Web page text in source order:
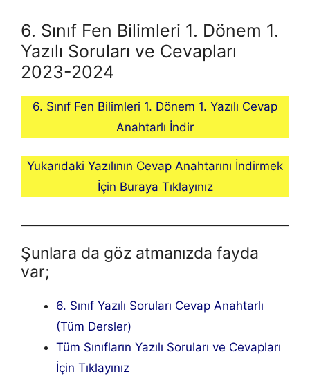
6. Sınıf Fen Bilimleri 1. Dönem 1.
Yazılı Soruları ve Cevapları
2023-2024
6. Sınıf Fen Bilimleri 1. Dönem 1. Yazılı Cevap
Anahtarlı İndir
Yukarıdaki Yazılının Cevap Anahtarını İndirmek
İçin Buraya Tıklayınız
Şunlara da göz atmanızda fayda
var;
6. Sınıf Yazılı Soruları Cevap Anahtarlı
(Tüm Dersler)
Tüm Sınıfların Yazılı Soruları ve Cevapları
İçin Tıklayınız